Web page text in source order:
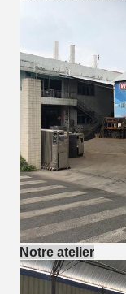
Notre atelier